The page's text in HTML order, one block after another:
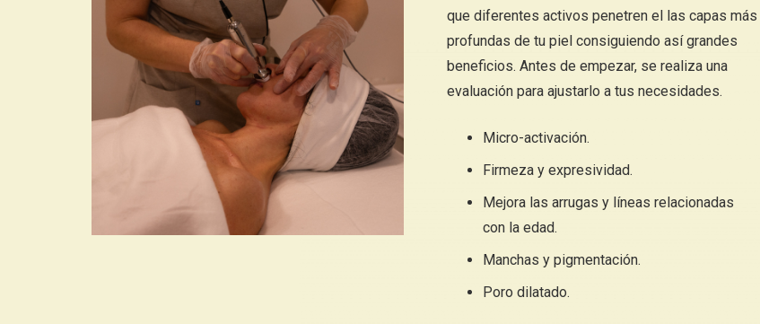
que diferentes activos penetren el las capas más
profundas de tu piel consiguiendo así grandes
beneficios. Antes de empezar, se realiza una
evaluación para ajustarlo a tus necesidades.
Micro-activación.
Firmeza y expresividad.
Mejora las arrugas y líneas relacionadas
con la edad.
Manchas y pigmentación.
Poro dilatado.